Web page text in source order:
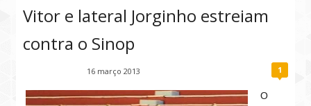
Vitor e lateral Jorginho estreiam
contra o Sinop
16 março 2013 1
O